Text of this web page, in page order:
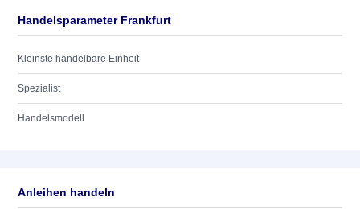
Handelsparameter Frankfurt
Kleinste handelbare Einheit
Spezialist
Handelsmodell
Anleihen handeln